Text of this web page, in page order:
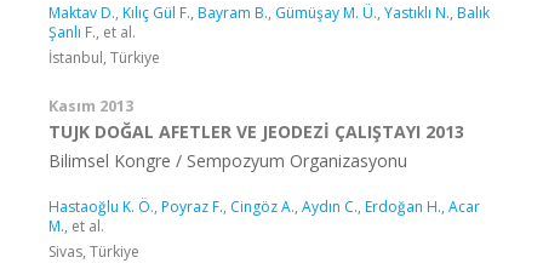
Maktav D., Kılıç Gül F., Bayram B., Gümüşay M. Ü., Yastıklı N., Balık
Şanlı F., et al.
İstanbul, Türkiye
Kasım 2013
TUJK DOĞAL AFETLER VE JEODEZİ ÇALIŞTAYI 2013
Bilimsel Kongre / Sempozyum Organizasyonu
Hastaoğlu K. Ö., Poyraz F., Cingöz A., Aydın C., Erdoğan H., Acar
M., et al.
Sivas, Türkiye